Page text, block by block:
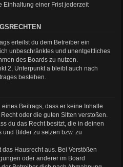
Einhaltung einer Frist jederzeit
erteilst du dem Betreiber ein
unbeschränktes und unentgeltliches
des Boards zu nutzen.
2, Unterpunkt a bleibt auch nach
bestehen.
Beitrags, dass er keine Inhalte
oder die guten Sitten verstoßen.
du das Recht besitzt, die in deinen
Bilder zu setzen bzw. zu
Hausrecht aus. Bei Verstößen
oder anderer im Board